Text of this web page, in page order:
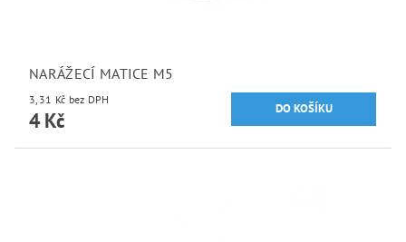
NARÁŽECÍ MATICE M5
3,31 Kč bez DPH
4 Kč